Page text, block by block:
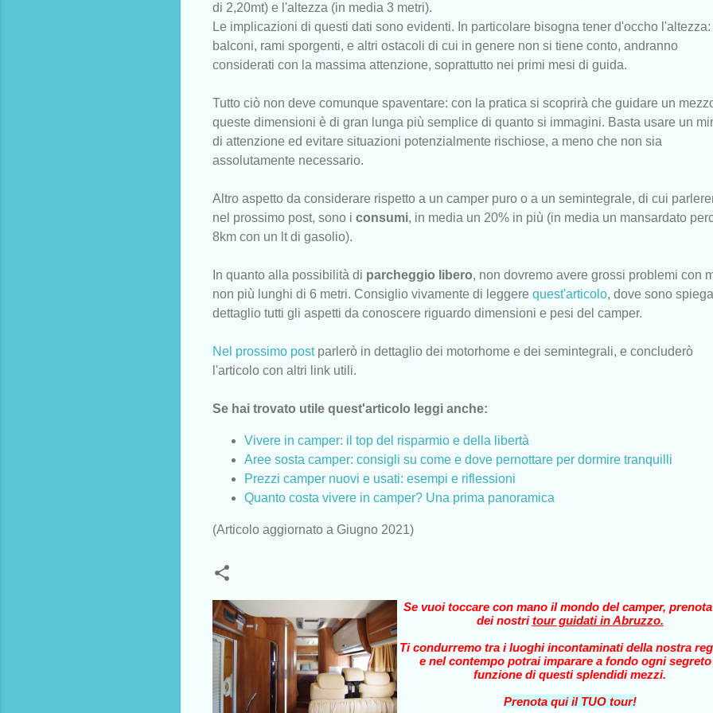
di 2,20mt) e l'altezza (in media 3 metri).
Le implicazioni di questi dati sono evidenti. In particolare bisogna tener d'occho l'altezza:
balconi, rami sporgenti, e altri ostacoli di cui in genere non si tiene conto, andranno
considerati con la massima attenzione, soprattutto nei primi mesi di guida.
Tutto ciò non deve comunque spaventare: con la pratica si scoprirà che guidare un
queste dimensioni è di gran lunga più semplice di quanto si immagini. Basta usare un
di attenzione ed evitare situazioni potenzialmente rischiose, a meno che non sia
assolutamente necessario.
Altro aspetto da considerare rispetto a un camper puro o a un semintegrale, di cui
nel prossimo post, sono i consumi, in media un 20% in più (in media un mansardato
8km con un lt di gasolio).
In quanto alla possibilità di parcheggio libero, non dovremo avere grossi problemi con
non più lunghi di 6 metri. Consiglio vivamente di leggere quest'articolo, dove sono
dettaglio tutti gli aspetti da conoscere riguardo dimensioni e pesi del camper.
Nel prossimo postparlerò in dettaglio dei motorhome e dei semintegrali, e concluderò
l'articolo con altri link utili.
Se hai trovato utile quest'articolo leggi anche:
Vivere in camper: il top del risparmio e della libertà
Aree sosta camper: consigli su come e dove pernottare per dormire tranquilli
Prezzi camper nuovi e usati: esempi e riflessioni
Quanto costa vivere in camper? Una prima panoramica
(Articolo aggiornato a Giugno 2021)
Se vuoi toccare con mano il mondo del camper,
dei nostritour guidati in Abruzzo.
Ti condurremo tra i luoghi incontaminati della nostra
e nel contempo potrai imparare a fondo ogni segreto
funzione di questi splendidi mezzi.
Prenota qui il TUO tour!